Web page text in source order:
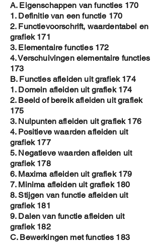
A. Eigenschappen van functies 170
1. Definitie van een functie 170
2. Functievoorschrift, waardentabel en
grafiek 171
3. Elementaire functies 172
4. Verschuivingen elementaire functies
173
B. Functies afleiden uit grafiek 174
1. Domein afleiden uit grafiek 174
2. Beeld of bereik afleiden uit grafiek
175
3. Nulpunten afleiden uit grafiek 176
4. Positieve waarden afleiden uit
grafiek 177
5. Negatieve waarden afleiden uit
grafiek 178
6. Maxima afleiden uit grafiek 179
7. Minima afleiden uit grafiek 180
8. Stijgen van functie afleiden uit
grafiek 181
9. Dalen van functie afleiden uit
grafiek 182
C. Bewerkingen met functies 183